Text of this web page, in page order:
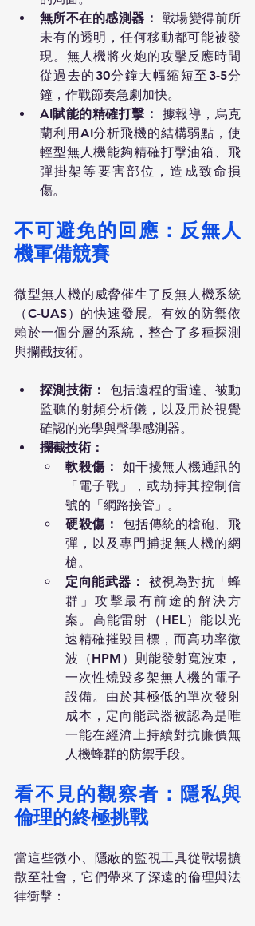
無所不在的感測器：
戰場變得前所
未有的透明，任何移動都可能被發
現。無人機將火炮的攻擊反應時間
從過去的30分鐘大幅縮短至3-5分
鐘，作戰節奏急劇加快。
AI賦能的精確打擊：
據報導，烏克
蘭利用AI分析飛機的結構弱點，使
輕型無人機能夠精確打擊油箱、飛
彈掛架等要害部位，造成致命損
傷。
不可避免的回應：反無人
機軍備競賽
微型無人機的威脅催生了反無人機系統
（C-UAS）的快速發展。有效的防禦依
賴於一個分層的系統，整合了多種探測
與攔截技術。
探測技術：
包括遠程的雷達、被動
監聽的射頻分析儀，以及用於視覺
確認的光學與聲學感測器。
攔截技術：
軟殺傷：
如干擾無人機通訊的
「電子戰」，或劫持其控制信
號的「網路接管」。
硬殺傷：
包括傳統的槍砲、飛
彈，以及專門捕捉無人機的網
槍。
定向能武器：
被視為對抗「蜂
群」攻擊最有前途的解決方
案。高能雷射（HEL）能以光
速精確摧毀目標，而高功率微
波（HPM）則能發射寬波束，
一次性燒毀多架無人機的電子
設備。由於其極低的單次發射
成本，定向能武器被認為是唯
一能在經濟上持續對抗廉價無
人機蜂群的防禦手段。
看不見的觀察者：隱私與
倫理的終極挑戰
當這些微小、隱蔽的監視工具從戰場擴
散至社會，它們帶來了深遠的倫理與法
律衝擊：